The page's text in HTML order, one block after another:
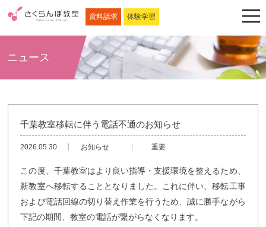
資料請求 体験学習
ニュース
千葉教室移転に伴う電話不通のお知らせ
2026.05.30 お知らせ 重要
この度、千葉教室はより良い指導・支援環境を整えるため、
新教室へ移転することとなりました。これに伴い、移転工事
および電話回線の切り替え作業を行うため、誠に勝手ながら
下記の期間、教室の電話が繋がらなくなります。